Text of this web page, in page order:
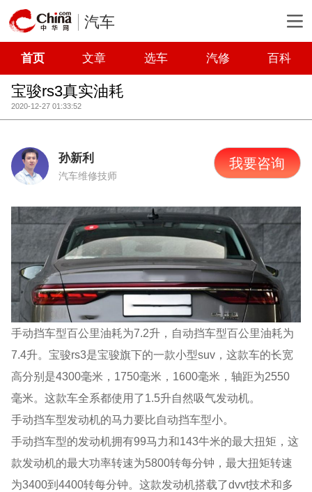
汽车
首页 文章 选车 汽修 百科
宝骏rs3真实油耗
2020-12-27 01:33:52
孙新利
汽车维修技师
我要咨询
手动挡车型百公里油耗为7.2升，自动挡车型百公里油耗为
7.4升。宝骏rs3是宝骏旗下的一款小型suv，这款车的长宽
高分别是4300毫米，1750毫米，1600毫米，轴距为2550
毫米。这款车全系都使用了1.5升自然吸气发动机。
手动挡车型发动机的马力要比自动挡车型小。
手动挡车型的发动机拥有99马力和143牛米的最大扭矩，这
款发动机的最大功率转速为5800转每分钟，最大扭矩转速
为3400到4400转每分钟。这款发动机搭载了dvvt技术和多